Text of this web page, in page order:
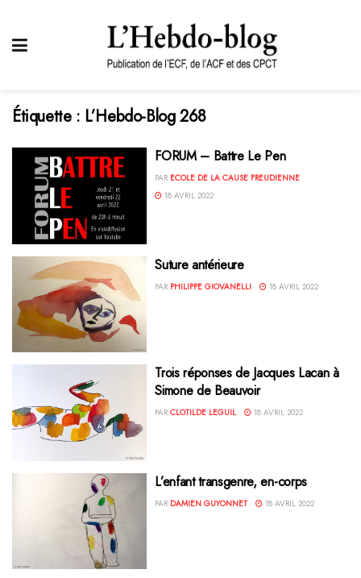
Étiquette : L’Hebdo-Blog 268
FORUM – Battre Le Pen
PAR ECOLE DE LA CAUSE FREUDIENNE
18 AVRIL 2022
Suture antérieure
PAR PHILIPPE GIOVANELLI 18 AVRIL 2022
Trois réponses de Jacques Lacan à
Simone de Beauvoir
PAR CLOTILDE LEGUIL 18 AVRIL 2022
L’enfant transgenre, en-corps
PAR DAMIEN GUYONNET 18 AVRIL 2022